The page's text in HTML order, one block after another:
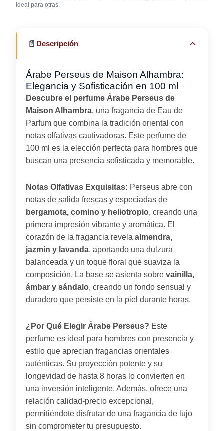
ideal para otras.
Cena con amigos
📄 Descripción
Árabe Perseus de Maison Alhambra:
Elegancia y Sofisticación en 100 ml
Descubre el perfume Árabe Perseus de
Maison Alhambra, una fragancia de Eau de
Parfum que combina la tradición oriental con
notas olfativas cautivadoras. Este perfume de
100 ml es la elección perfecta para hombres que
buscan una presencia sofisticada y memorable.
Notas Olfativas Exquisitas: Perseus abre con
notas de salida frescas y especiadas de
bergamota, comino y heliotropio, creando una
primera impresión vibrante y aromática. El
corazón de la fragancia revela almendra,
jazmín y lavanda, aportando una dulzura
balanceada y un toque floral que suaviza la
composición. La base se asienta sobre vainilla,
ámbar y sándalo, creando un fondo sensual y
duradero que persiste en la piel durante horas.
¿Por Qué Elegir Árabe Perseus? Este
perfume es ideal para hombres con presencia y
estilo que aprecian fragancias orientales
auténticas. Su proyección potente y su
longevidad de hasta 8 horas lo convierten en
una inversión inteligente. Además, ofrece una
relación calidad-precio excepcional,
permitiéndote disfrutar de una fragancia de lujo
sin comprometer tu presupuesto.